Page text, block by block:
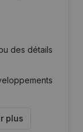
des détails
plus